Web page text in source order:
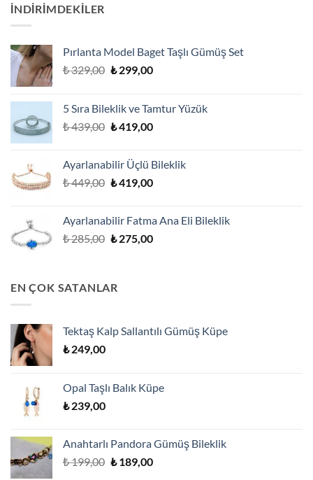
İNDİRİMDEKİLER
Pırlanta Model Baget Taşlı Gümüş Set
₺329,00 Orijinal
₺299,00Şu
₺ 299,00.
5 Sıra Bileklik ve Tamtur Yüzük
₺439,00 Orijinal
₺419,00Şu
₺ 419,00.
Ayarlanabilir Üçlü Bileklik
₺449,00 Orijinal
₺419,00Şu
₺ 419,00.
Ayarlanabilir Fatma Ana Eli Bileklik
₺285,00 Orijinal
₺275,00Şu
EN ÇOK SATANLAR
Tektaş Kalp Sallantılı Gümüş Küpe
₺249,00
Opal Taşlı Balık Küpe
₺239,00
Anahtarlı Pandora Gümüş Bileklik
₺199,00 Orijinal
₺189,00Şu